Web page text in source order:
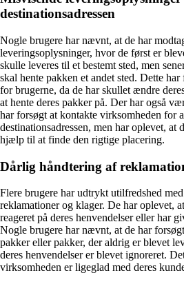
destinationsadressen
Nogle brugere har nævnt, at de har
leveringsoplysninger, hvor de først er
skulle leveres til et bestemt sted, men
skal hente pakken et andet sted. Dette
for brugerne, da de har skullet ændre
at hente deres pakker på. Der har også
har forsøgt at kontakte virksomheden for
destinationsadressen, men har oplevet,
hjælp til at finde den rigtige placering.
Dårlig håndtering af
Flere brugere har udtrykt utilfredshed
reklamationer og klager. De har oplevet,
reageret på deres henvendelser eller har
Nogle brugere har nævnt, at de har
pakker eller pakker, der aldrig er blevet
deres henvendelser er blevet ignoreret.
virksomheden er ligeglad med deres